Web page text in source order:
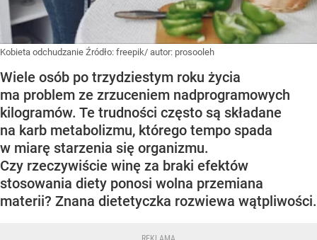
Kobieta odchudzanie Źródło: freepik/ autor: prosooleh
Wiele osób po trzydziestym roku życia
ma problem ze zrzuceniem nadprogramowych
kilogramów. Te trudności często są składane
na karb metabolizmu, którego tempo spada
w miarę starzenia się organizmu.
Czy rzeczywiście winę za braki efektów
stosowania diety ponosi wolna przemiana
materii? Znana dietetyczka rozwiewa wątpliwości.